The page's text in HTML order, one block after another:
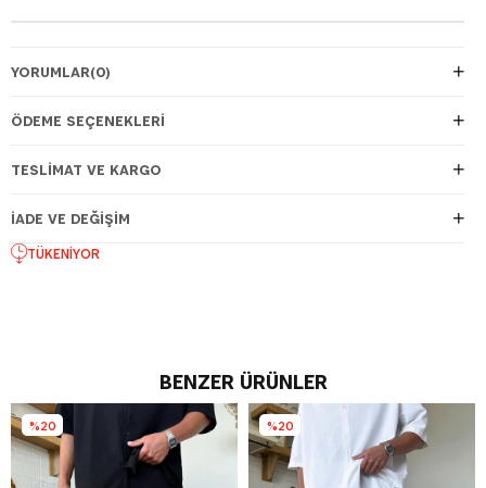
YORUMLAR(0)
ÖDEME SEÇENEKLERI
TESLIMAT VE KARGO
İADE VE DEĞIŞIM
TÜKENIYOR
BENZER ÜRÜNLER
%20 %20